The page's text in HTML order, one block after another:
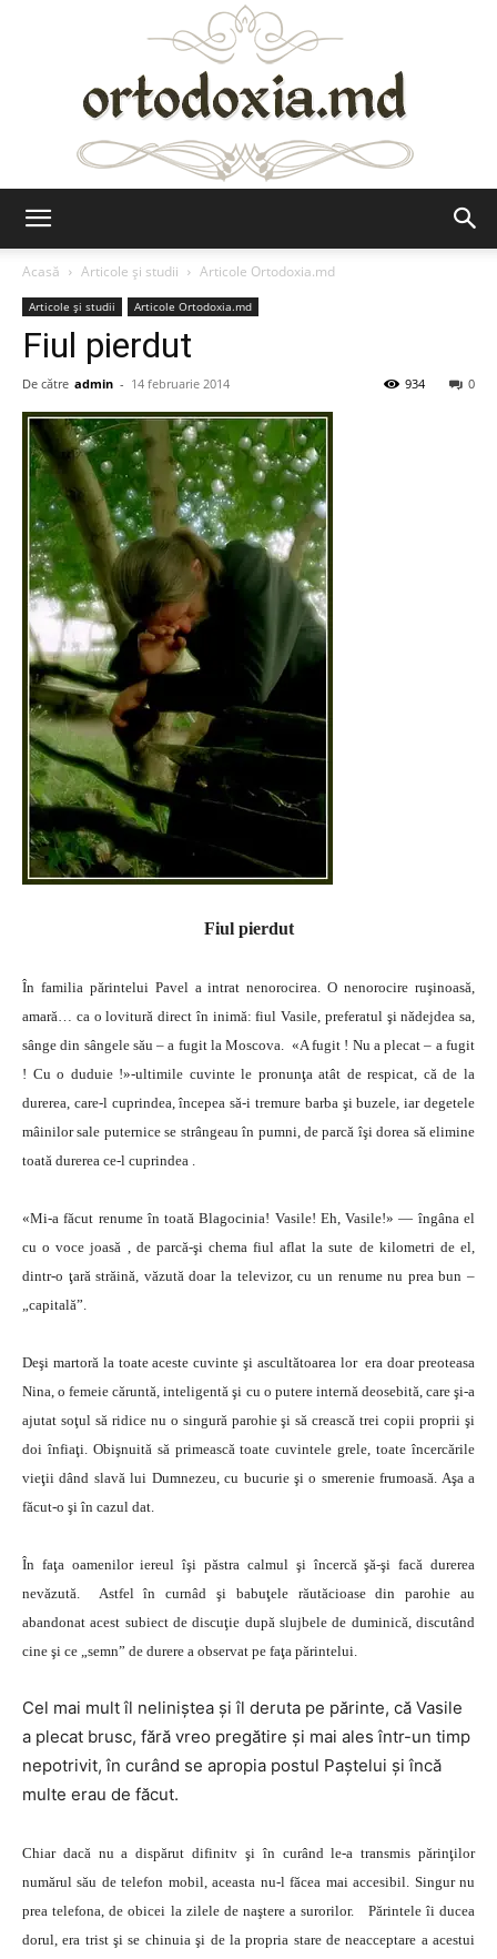
Acasă
Articole şi studii Articole Ortodoxia.md
Articole şi studii Articole Ortodoxia.md
Fiul pierdut
De către admin - 14 februarie 2014 0
934
Fiul pierdut
În familia părintelui Pavel a intrat nenorocirea. O nenorocire ruşinoasă,
amară… ca o lovitură direct în inimă: fiul Vasile, preferatul şi nădejdea sa,
sânge din sângele său – a fugit la Moscova. «A fugit ! Nu a plecat – a fugit
! Cu o duduie !»-ultimile cuvinte le pronunţa atât de respicat, că de la
durerea, care-l cuprindea, începea să-i tremure barba şi buzele, iar degetele
mâinilor sale puternice se strângeau în pumni, de parcă îşi dorea să elimine
toată durerea ce-l cuprindea .
«Mi-a făcut renume în toată Blagocinia! Vasile! Eh, Vasile!» — îngâna el
cu o voce joasă , de parcă-şi chema fiul aflat la sute de kilometri de el,
dintr-o ţară străină, văzută doar la televizor, cu un renume nu prea bun –
„capitală”.
Deşi martoră la toate aceste cuvinte şi ascultătoarea lor era doar preoteasa
Nina, o femeie căruntă, inteligentă şi cu o putere internă deosebită, care şi-a
ajutat soţul să ridice nu o singură parohie şi să crească trei copii proprii şi
doi înfiaţi. Obişnuită să primească toate cuvintele grele, toate încercările
vieţii dând slavă lui Dumnezeu, cu bucurie şi o smerenie frumoasă. Aşa a
făcut-o şi în cazul dat.
În faţa oamenilor iereul îşi păstra calmul şi încercă şă-şi facă durerea
nevăzută. Astfel în curnâd şi babuţele răutăcioase din parohie au
abandonat acest subiect de discuţie după slujbele de duminică, discutând
cine şi ce „semn” de durere a observat pe faţa părintelui.
Cel mai mult îl neliniştea şi îl deruta pe părinte, că Vasile
a plecat brusc, fără vreo pregătire şi mai ales într-un timp
nepotrivit, în curând se apropia postul Paştelui şi încă
multe erau de făcut.
Chiar dacă nu a dispărut difinitv şi în curând le-a transmis părinţilor
numărul său de telefon mobil, aceasta nu-l făcea mai accesibil. Singur nu
prea telefona, de obicei la zilele de naştere a surorilor. Părintele îi ducea
dorul, era trist şi se chinuia şi de la propria stare de neacceptare a acestui